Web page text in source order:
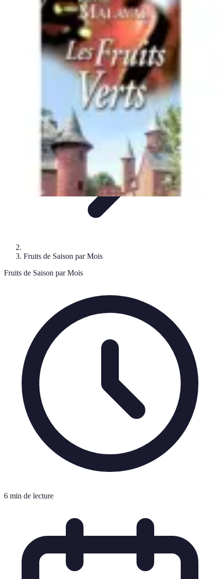
Fruits de Saison
SaisonsAlimentation saineArticles Mensuels
Conservation
Fruits de Saison
Fruits de Saison par Mois
Fruits de Saison par Mois
6 min de lecture